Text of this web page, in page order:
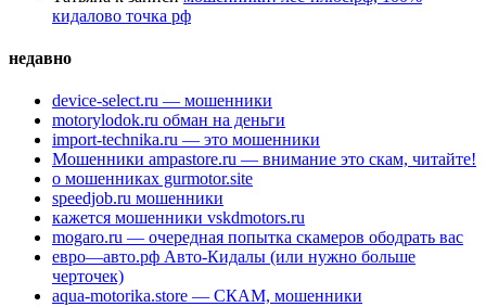
кидалово точка рф
недавно
device-select.ru — мошенники
motorylodok.ru обман на деньги
import-technika.ru — это мошенники
Мошенники ampastore.ru — внимание это скам, читайте!
о мошенниках gurmotor.site
speedjob.ru мошенники
кажется мошенники vskdmotors.ru
mogaro.ru — очередная попытка скамеров ободрать вас
евро—авто.рф Авто-Кидалы (или нужно больше
черточек)
aqua-motorika.store — СКАМ, мошенники